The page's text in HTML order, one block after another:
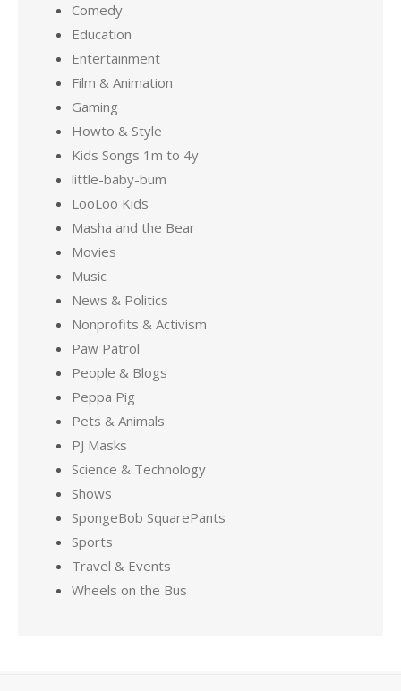
Comedy
Education
Entertainment
Film & Animation
Gaming
Howto & Style
Kids Songs 1m to 4y
little-baby-bum
LooLoo Kids
Masha and the Bear
Movies
Music
News & Politics
Nonprofits & Activism
Paw Patrol
People & Blogs
Peppa Pig
Pets & Animals
PJ Masks
Science & Technology
Shows
SpongeBob SquarePants
Sports
Travel & Events
Wheels on the Bus